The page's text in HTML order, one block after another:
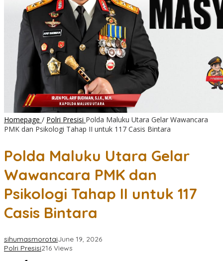
Homepage / Polri Presisi Polda Maluku Utara Gelar Wawancara
PMK dan Psikologi Tahap II untuk 117 Casis Bintara
Polda Maluku Utara Gelar
Wawancara PMK dan
Psikologi Tahap II untuk 117
Casis Bintara
sihumasmorotaiJune 19, 2026
Polri Presisi216 Views